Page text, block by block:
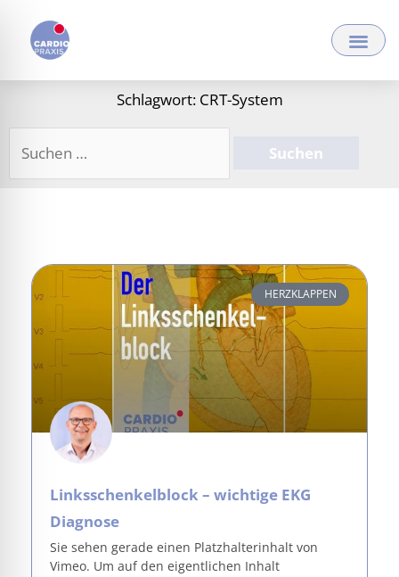
Inhalt
springen
Schlagwort: CRT-System
HERZKLAPPEN
Linksschenkelblock – wichtige EKG
Diagnose
Sie sehen gerade einen Platzhalterinhalt von
Vimeo. Um auf den eigentlichen Inhalt